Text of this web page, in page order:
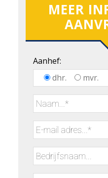
MEER
Aanhef:
dhr.
mvr.